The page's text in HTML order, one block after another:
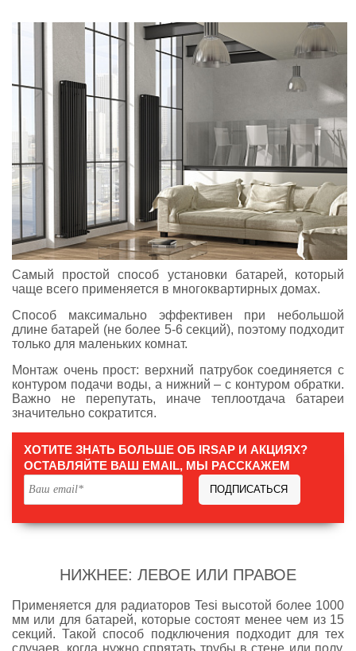
Самый простой способ установки батарей, который
чаще всего применяется в многоквартирных домах.
Способ максимально эффективен при небольшой
длине батарей (не более 5-6 секций), поэтому подходит
только для маленьких комнат.
Монтаж очень прост: верхний патрубок соединяется с
контуром подачи воды, а нижний – с контуром обратки.
Важно не перепутать, иначе теплоотдача батареи
значительно сократится.
ХОТИТЕ ЗНАТЬ БОЛЬШЕ ОБ IRSAP И АКЦИЯХ?
ОСТАВЛЯЙТЕ ВАШ EMAIL, МЫ РАССКАЖЕМ
ПОДПИСАТЬСЯ
НИЖНЕЕ: ЛЕВОЕ ИЛИ ПРАВОЕ
Применяется для радиаторов Tesi высотой более 1000
мм или для батарей, которые состоят менее чем из 15
секций. Такой способ подключения подходит для тех
случаев, когда нужно спрятать трубы в стене или полу.